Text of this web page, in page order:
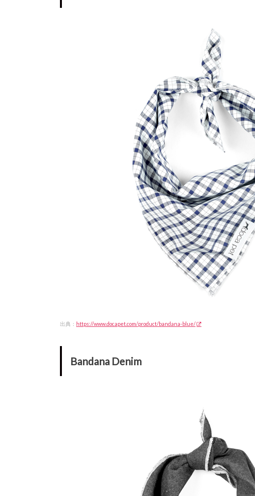
出典： https://www.docapet.com/product/bandana-blue/
Bandana Denim